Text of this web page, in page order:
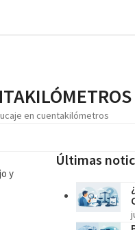
en cuentakilómetros
y
Últimas